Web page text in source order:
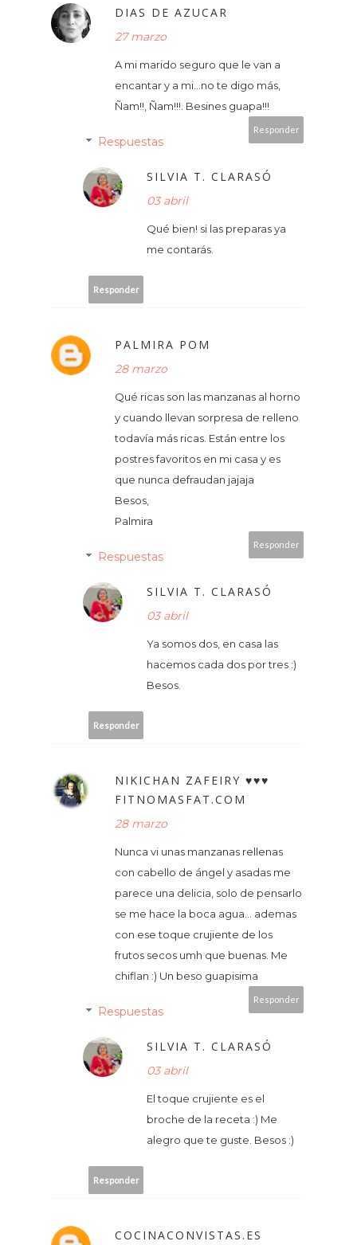
DIAS DE AZUCAR
27 marzo
A mi marido seguro que le van a
encantar y a mi...no te digo más,
Ñam!!, Ñam!!!. Besines guapa!!!
Responder
Respuestas
SILVIA T. CLARASÓ
03 abril
Qué bien! si las preparas ya
me contarás.
Responder
PALMIRA POM
28 marzo
Qué ricas son las manzanas al horno
y cuando llevan sorpresa de relleno
todavía más ricas. Están entre los
postres favoritos en mi casa y es
que nunca defraudan jajaja
Besos,
Palmira
Responder
Respuestas
SILVIA T. CLARASÓ
03 abril
Ya somos dos, en casa las
hacemos cada dos por tres :)
Besos.
Responder
NIKICHAN ZAFEIRY ♥♥♥
FITNOMASFAT.COM
28 marzo
Nunca vi unas manzanas rellenas
con cabello de ángel y asadas me
parece una delicia, solo de pensarlo
se me hace la boca agua... ademas
con ese toque crujiente de los
frutos secos umh que buenas. Me
chiflan :) Un beso guapisima
Responder
Respuestas
SILVIA T. CLARASÓ
03 abril
El toque crujiente es el
broche de la receta :) Me
alegro que te guste. Besos :)
Responder
COCINACONVISTAS.ES